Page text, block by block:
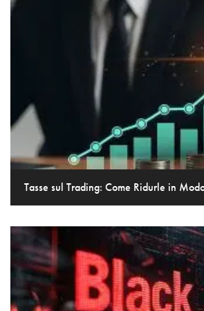
Tasse sul Trading: Come Ridurle in